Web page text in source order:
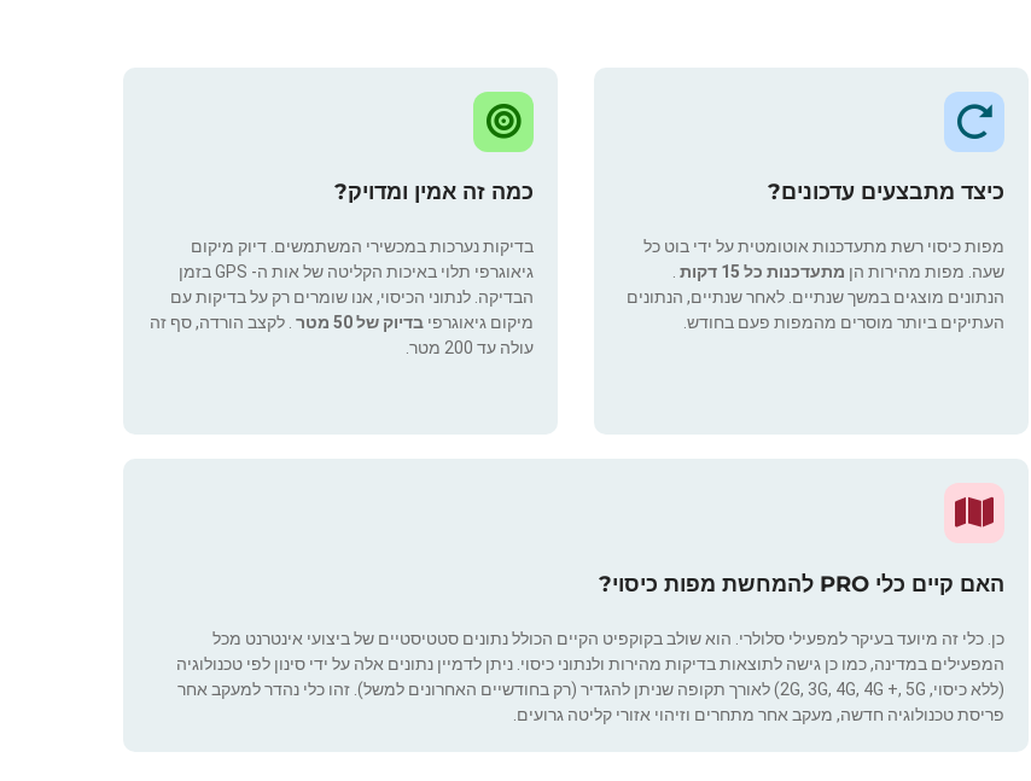
כיצד מתבצעים עדכונים?
מפות כיסוי רשת מתעדכנות אוטומטית על ידי בוט כל
שעה. מפות מהירות הן מתעדכנות כל 15 דקות
הנתונים מוצגים במשך שנתיים. לאחר שנתיים, הנתונים
העתיקים ביותר מוסרים מהמפות פעם בחודש.
כמה זה אמין ומדויק?
בדיקות נערכות במכשירי המשתמשים. דיוק מיקום
גיאוגרפי תלוי באיכות הקליטה של אות ה- GPS בזמן
הבדיקה. לנתוני הכיסוי, אנו שומרים רק על בדיקות עם
מיקום גיאוגרפי בדיוק של 50 מטר
. לקצב הורדה, סף זה
עולה עד 200 מטר.
האם קיים כלי PRO להמחשת מפות כיסוי?
כן. כלי זה מיועד בעיקר למפעילי סלולרי. הוא שולב בקוקפיט הקיים הכולל נתונים סטטיסטיים של ביצועי אינטרנט מכל
המפעילים במדינה, כמו כן גישה לתוצאות בדיקות מהירות ולנתוני כיסוי. ניתן לדמיין נתונים אלה על ידי סינון לפי טכנולוגיה
(ללא כיסוי, 2G, 3G, 4G, 4G +, 5G) לאורך תקופה שניתן להגדיר (רק בחודשיים האחרונים למשל). זהו כלי נהדר למעקב אחר
פריסת טכנולוגיה חדשה, מעקב אחר מתחרים וזיהוי אזורי קליטה גרועים.